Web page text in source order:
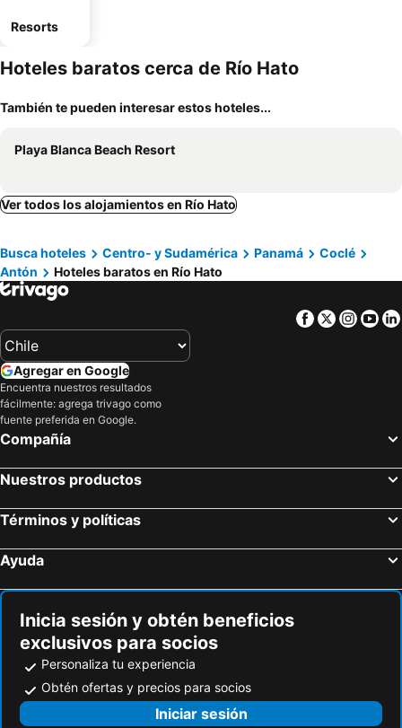
Resorts
Hoteles baratos cerca de Río Hato
También te pueden interesar estos hoteles...
Playa Blanca Beach Resort
Ver todos los alojamientos en Río Hato
Busca hoteles Centro- y Sudamérica Panamá
Coclé
Antón
Hoteles baratos en Río Hato
Facebook
Twitter
Agregar en Google
Encuentra nuestros resultados
fácilmente: agrega trivago como
fuente preferida en Google.
Compañía
Nuestros productos
Términos y políticas
Ayuda
Inicia sesión y obtén beneficios
exclusivos para socios
Personaliza tu experiencia
Obtén ofertas y precios para socios
Iniciar sesión